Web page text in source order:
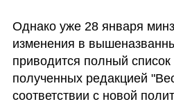
Однако уже 28 января
изменения в
приводится полный
полученных редакцией
соответствии с новой